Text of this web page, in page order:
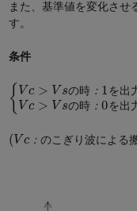
また、基準値を変化させ
す。
条件
の 時 ： を 出
の 時 ： を 出
{Vc> Vs の時： 1 を出
V c>Vsの時：0を 出力
(Vc こぎ り 波 によ
基準